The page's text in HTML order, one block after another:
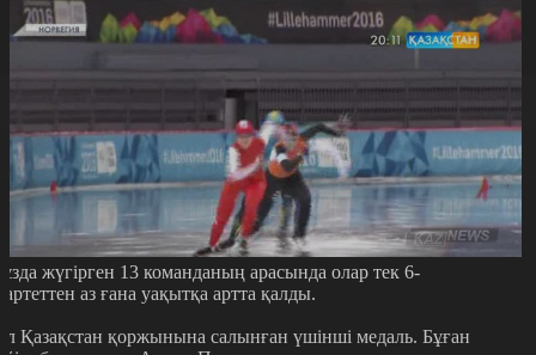
жүгірген 13 команданың арасында олар тек 6-
аз ғана уақытқа артта қалды.
Қазақстан қоржынына салынған үшінші медаль. Бұған